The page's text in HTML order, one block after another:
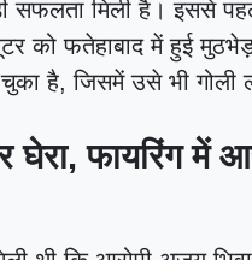
सफलता मिली है। इससे
को फतेहाबाद में हुई
चुका है, जिसमें उसे भी गोली
घेरा, फायरिंग में